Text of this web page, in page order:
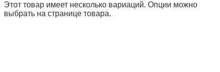
Этот товар имеет несколько вариаций. Опции можно
выбрать на странице товара.